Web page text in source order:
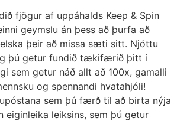
fjögur af uppáhalds Keep & Spin
geymslu án þess að þurfa að
þeir að missa sæti sitt. Njóttu
þú getur fundið tækifærið þitt í
sem getur náð allt að 100x, gamalli
og spennandi hvatahjóli!
sem þú færð til að birta nýja
eiginleika leiksins, sem þú getur